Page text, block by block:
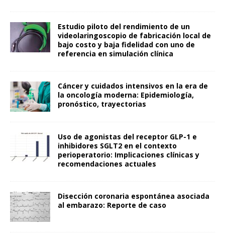
Estudio piloto del rendimiento de un
videolaringoscopio de fabricación local de
bajo costo y baja fidelidad con uno de
referencia en simulación clínica
Cáncer y cuidados intensivos en la era de
la oncología moderna: Epidemiología,
pronóstico, trayectorias
Uso de agonistas del receptor GLP-1 e
inhibidores SGLT2 en el contexto
perioperatorio: Implicaciones clínicas y
recomendaciones actuales
Disección coronaria espontánea asociada
al embarazo: Reporte de caso